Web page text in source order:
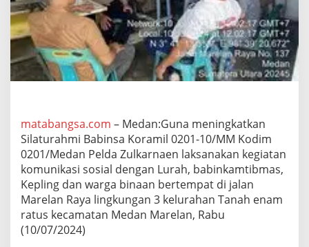
m
i
B
a
b
i
n
o
r
a
m
i
l
0
2
matabangsa.com – Medan:Guna meningkatkan
Silaturahmi Babinsa Koramil 0201-10/MM Kodim
0201/Medan Pelda Zulkarnaen laksanakan kegiatan
komunikasi sosial dengan Lurah, babinkamtibmas,
Kepling dan warga binaan bertempat di jalan
Marelan Raya lingkungan 3 kelurahan Tanah enam
ratus kecamatan Medan Marelan, Rabu
(10/07/2024)